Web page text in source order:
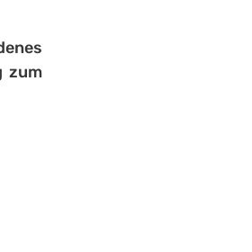
zum